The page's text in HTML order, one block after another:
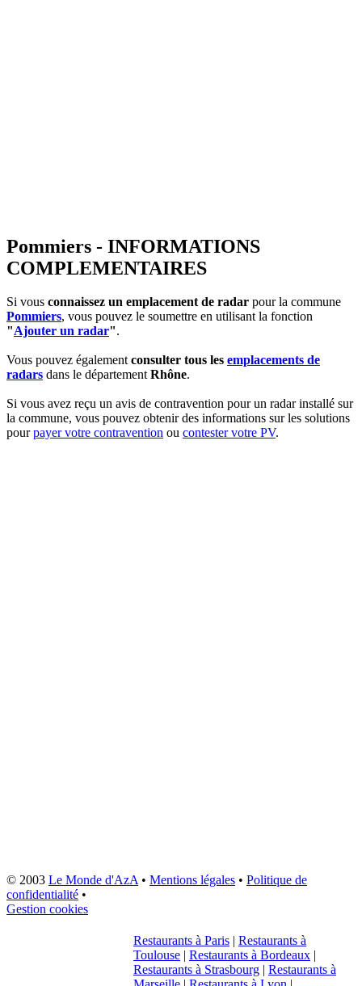
Pommiers - INFORMATIONS
COMPLEMENTAIRES
Si vous connaissez un emplacement de radar pour la commune
Pommiers, vous pouvez le soumettre en utilisant la fonction
"Ajouter un radar".
Vous pouvez égalementconsulter tous les emplacements de
radars dans le départementRhône.
Si vous avez reçu un avis de contravention pour un radar installé sur
la commune, vous pouvez obtenir des informations sur les solutions
pourpayer votre contravention ou contester votre PV.
© 2003 Le Monde d'AzA• Mentions légales • Politique de
confidentialité •
Gestion cookies
Restaurants à Paris | Restaurants à
Toulouse | Restaurants à Bordeaux |
Restaurants à Strasbourg | Restaurants à